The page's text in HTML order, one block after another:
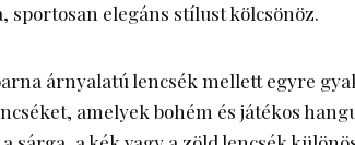
sportosan elegáns stílust kölcsönöz.
árnyalatú lencsék mellett egyre
amelyek bohém és játékos